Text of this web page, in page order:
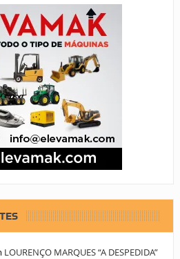
LOURENÇO MARQUES “A DESPEDIDA”